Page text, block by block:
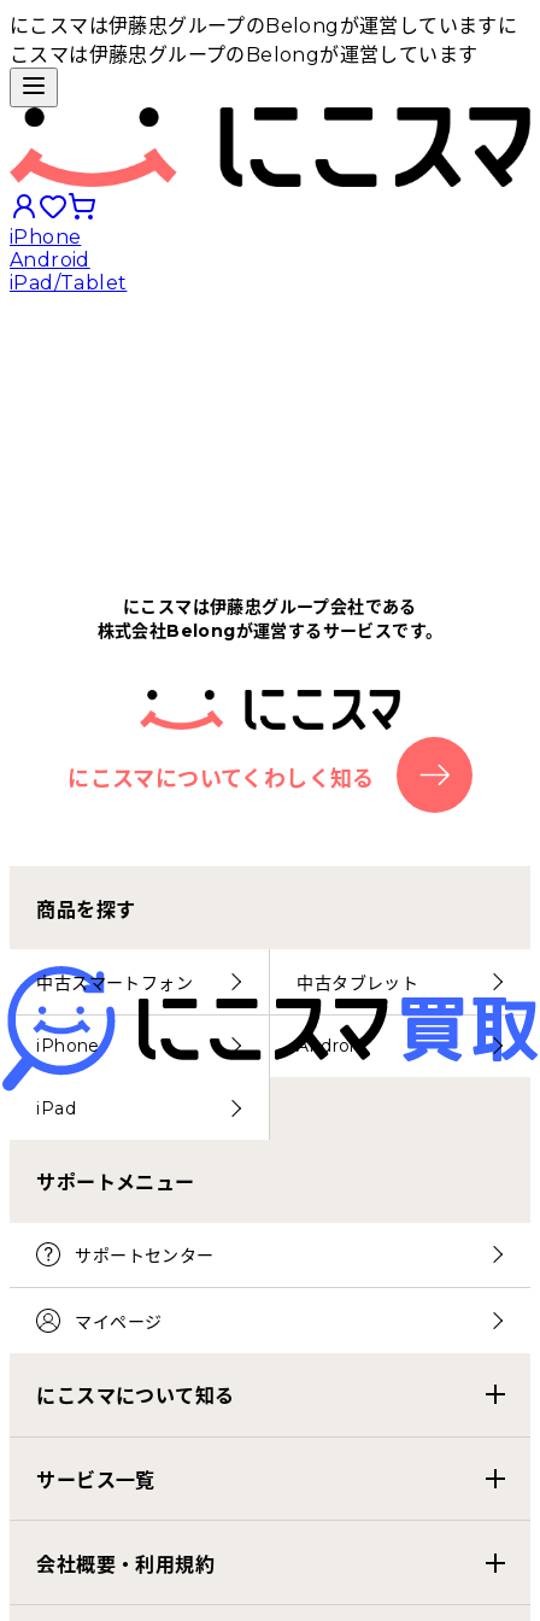
にこスマは伊藤忠グループのBelongが運営しています に
こスマは伊藤忠グループのBelongが運営しています
iPhone
Android
iPad/Tablet
にこスマについて
サポートセンター
お客さまの声
にこスマ通信
マイページ
にこスマは伊藤忠グループ会社である
株式会社Belongが運営するサービスです。
にこスマについてくわしく知る
商品を探す
中古スマートフォン 中古タブレット
iPhone Android
iPad
サポートメニュー
サポートセンター
マイページ
にこスマについて知る
サービス一覧
会社概要・利用規約